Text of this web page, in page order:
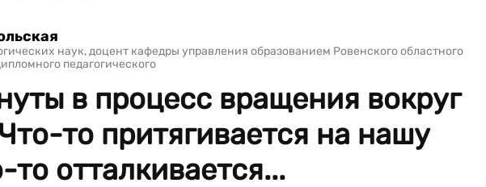
наук, доцент кафедры управления образованием Ровенского областного
педагогического
в процесс вращения вокруг
то притягивается на нашу
то отталкивается...